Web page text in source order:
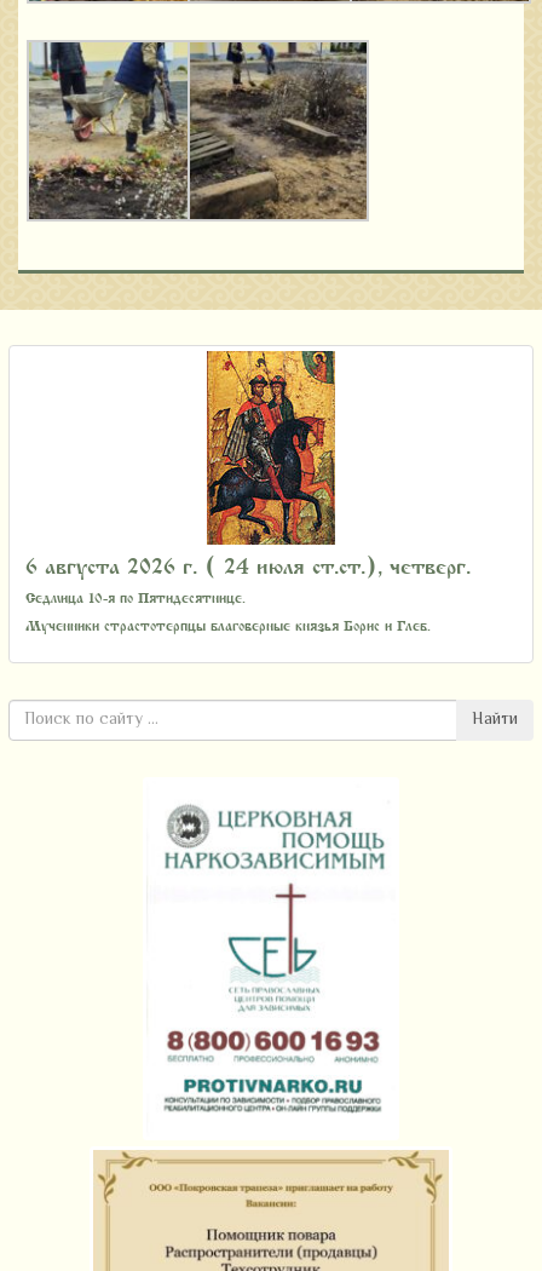
6 августа 2026 г. ( 24 июля ст.ст.), четверг.
Седмица 10-я по Пятидесятнице.
Мученники страстотерпцы благоверные князья Борис и Глеб.
Найти